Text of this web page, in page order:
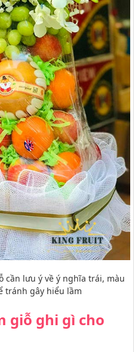
cần lưu ý về ý nghĩa trái, màu
tránh gây hiểu lầm
giỗ ghi gì cho